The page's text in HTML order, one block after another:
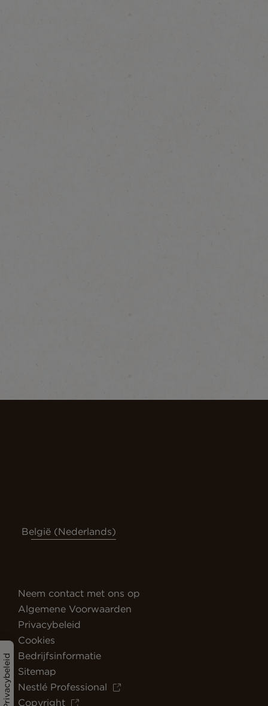
Privacybeleid
België (Nederlands)
Neem contact met ons op
Algemene Voorwaarden
Privacybeleid
Cookies
Bedrijfsinformatie
Sitemap
Nestlé Professional
Copyright